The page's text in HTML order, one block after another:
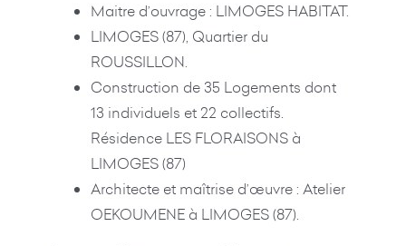
Maitre d’ouvrage : LIMOGES HABITAT.
LIMOGES (87), Quartier du
ROUSSILLON.
Construction de 35 Logements dont
13 individuels et 22 collectifs.
Résidence LES FLORAISONS à
LIMOGES (87)
Architecte et maîtrise d’œuvre : Atelier
OEKOUMENE à LIMOGES (87).